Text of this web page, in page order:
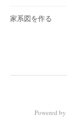
家系図を作る
Powered by